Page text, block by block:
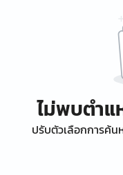
ไม่พบตำ
ปรับตัวเลือกการค้